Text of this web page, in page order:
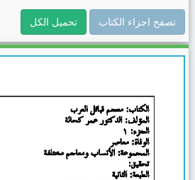
تصفح اجزاء الكتاب تحميل الكل